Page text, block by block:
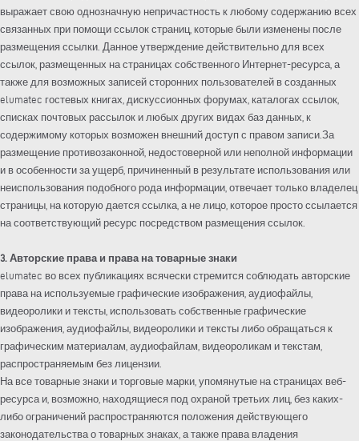
выражает свою однозначную непричастность к любому содержанию всех
связанных при помощи ссылок страниц, которые были изменены после
размещения ссылки. Данное утверждение действительно для всех
ссылок, размещенных на страницах собственного Интернет-ресурса, а
также для возможных записей сторонних пользователей в созданных
elumatec гостевых книгах, дискуссионных форумах, каталогах ссылок,
списках почтовых рассылок и любых других видах баз данных, к
содержимому которых возможен внешний доступ с правом записи.За
размещение противозаконной, недостоверной или неполной информации
и в особенности за ущерб, причиненный в результате использования или
неиспользования подобного рода информации, отвечает только владелец
страницы, на которую дается ссылка, а не лицо, которое просто ссылается
на соответствующий ресурс посредством размещения ссылок.
3. Авторские права и права на товарные знаки
elumatec во всех публикациях всячески стремится соблюдать авторские
права на используемые графические изображения, аудиофайлы,
видеоролики и тексты, использовать собственные графические
изображения, аудиофайлы, видеоролики и тексты либо обращаться к
графическим материалам, аудиофайлам, видеороликам и текстам,
распространяемым без лицензии.
На все товарные знаки и торговые марки, упомянутые на страницах веб-
ресурса и, возможно, находящиеся под охраной третьих лиц, без каких-
либо ограничений распространяются положения действующего
законодательства о товарных знаках, а также права владения